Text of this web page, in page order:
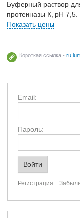
Буферный раствор
протеиназы К, pH 7,5.
Показать цены
Короткая ссылка -
Email:
Пароль:
Регистрация